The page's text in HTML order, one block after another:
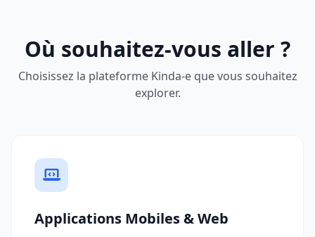
Où souhaitez-vous aller ?
Choisissez la plateforme Kinda-e que vous souhaitez
explorer.
Applications Mobiles & Web